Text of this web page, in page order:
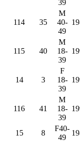
39
114 35
M
40-
49
115 40
M
18-
39
14 3
F
18-
39
116 41
M
18-
39
15 8
F40-
49